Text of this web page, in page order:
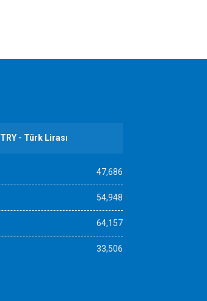
TRY - Türk Lirası
47,686
54,948
64,157
33,506